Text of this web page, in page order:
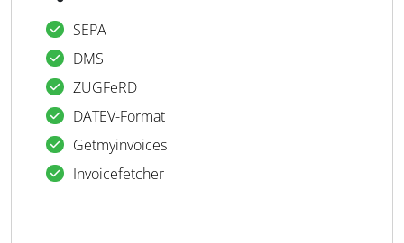
SEPA
DMS
ZUGFeRD
DATEV-Format
Getmyinvoices
Invoicefetcher